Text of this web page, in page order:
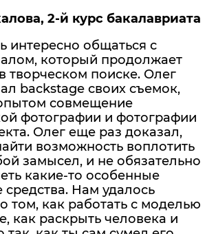
2-й курс бакалавриата
интересно общаться с
который продолжает
творческом поиске. Олег
backstage своих съемок,
совмещение
фотографии и фотографии
Олег еще раз доказал,
возможность воплотить
замысел, и не обязательно
какие-то особенные
средства. Нам удалось
том, как работать с моделью
как раскрыть человека и